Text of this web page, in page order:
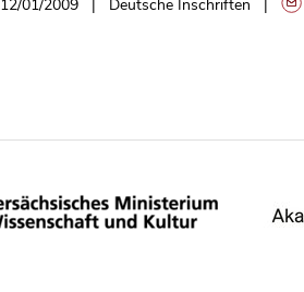
12/01/2009 Deutsche Inschriften